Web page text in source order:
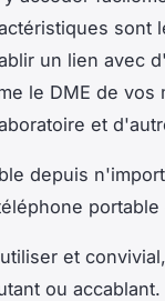
sont
un lien avec
le DME de vos
et
depuis
et
ou accablant.